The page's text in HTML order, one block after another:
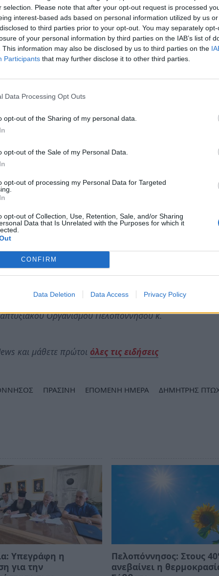
selection. Please note that after your opt-out request is processed
interest-based ads based on personal information utilized by us
to third parties prior to your opt-out. You may separately
of your personal information by third parties on the IAB’s list of
This information may also be disclosed by us to third parties on the
Participants that may further disclose it to other third parties.
Data Processing Opt Outs
opt-out of the Sharing of my personal data.
opt-out of the Sale of my Personal Data.
opt-out of processing my Personal Data for Targeted
opt-out of Collection, Use, Retention, Sale, and/or Sharing
Data that Is Unrelated with the Purposes for which it
CONFIRM
Data Deletion Data Access Privacy Policy
Αθηνών, που αναλαμβάνουν
της πυλώνα.
και επιχειρησιακό κόμβο της
πρόγνωση και ανάλυση των
της διαρκούς επεξεργασίας
μοντέλων, η Περιφέρεια αποκτά την
τεκμηριωμένες και
αλλά αλληλένδετα υποέργα:
ομάδες εργασίας
δικτύου αισθητήρων και σταθμών
συστημάτων πρόγνωσης
επιστημόνων
της κοινωνίας
Πελοποννήσου κ. Δημήτρης
και κορυφαίος ακαδημαϊκός κ. Χρήστος
Οργανισμού Πελοποννήσου κ.
και μάθετε πρώτοι όλες τις ειδήσεις
ΠΡΑΣΙΝΗ ΕΠΟΜΕΝΗ ΗΜΕΡΑ
ΔΗΜΗΤΡΗΣ
Υπεγράφη η
για την
Πελοπόννησος: Στους
ανεβαίνει η